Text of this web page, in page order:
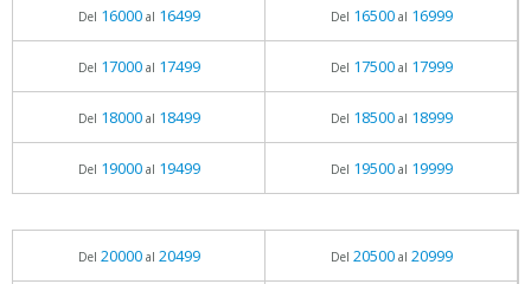
Del 16000al 16499 Del 16500al 16999
Del 17000al 17499 Del 17500al 17999
Del 18000al 18499 Del 18500al 18999
Del 19000al 19499 Del 19500al 19999
Del 20000al 20499 Del 20500al 20999